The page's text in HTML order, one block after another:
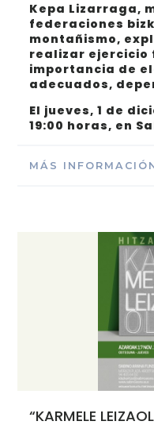
Kepa Lizarraga,
federaciones
montañismo,
realizar ejercicio
importancia de
adecuados,
El jueves, 1 de
19:00 horas, en
MÁS
“KARMELE